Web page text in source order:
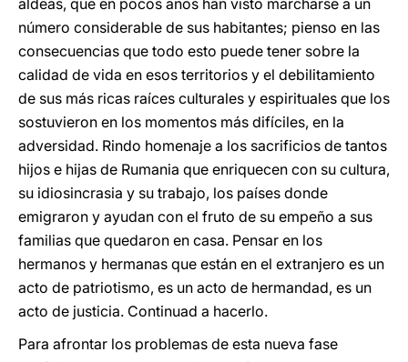
aldeas, que en pocos años han visto marcharse a un
número considerable de sus habitantes; pienso en las
consecuencias que todo esto puede tener sobre la
calidad de vida en esos territorios y el debilitamiento
de sus más ricas raíces culturales y espirituales que los
sostuvieron en los momentos más difíciles, en la
adversidad. Rindo homenaje a los sacrificios de tantos
hijos e hijas de Rumania que enriquecen con su cultura,
su idiosincrasia y su trabajo, los países donde
emigraron y ayudan con el fruto de su empeño a sus
familias que quedaron en casa. Pensar en los
hermanos y hermanas que están en el extranjero es un
acto de patriotismo, es un acto de hermandad, es un
acto de justicia. Continuad a hacerlo.
Para afrontar los problemas de esta nueva fase